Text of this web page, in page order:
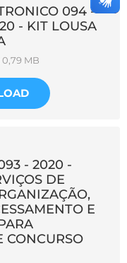
094 -
- KIT LOUSA
0,79 MB
- 2020 -
DE
E
CONCURSO